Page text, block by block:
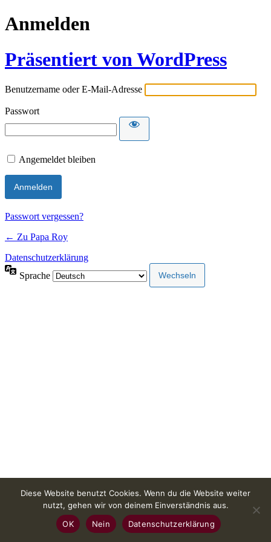
Anmelden
Präsentiert von WordPress
Benutzername oder E-Mail-Adresse
Passwort
Angemeldet bleiben
Passwort vergessen?
← Zu Papa Roy
Datenschutzerklärung
Sprache
Diese Website benutzt Cookies. Wenn du die Website weiter
nutzt, gehen wir von deinem Einverständnis aus.
OK
Nein Datenschutzerklärung